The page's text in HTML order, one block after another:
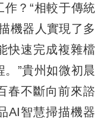
？“相較于傳統
機器人實現了多
快速完成複雜檔
”貴州如微初晨
春不斷向前來諮
AI智慧掃描機器